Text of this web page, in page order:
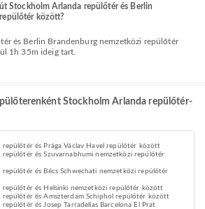
Stockholm Arlanda repülőtér és Berlin
között?
1h 35m ideig tart.
Stockholm Arlanda repülőtér-
és Prága Václav Havel repülőtér között
és Szuvarnabhumi nemzetközi repülőtér
és Bécs Schwechati nemzetközi repülőtér
repülőtér és Helsinki nemzetközi repülőtér között
repülőtér és Amszterdam Schiphol repülőtér között
és Josep Tarradellas Barcelona El Prat